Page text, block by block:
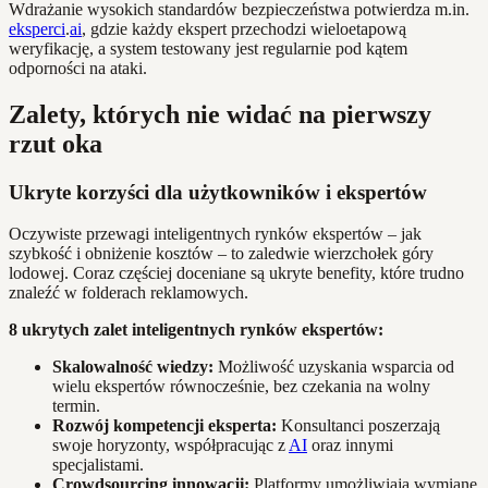
Wdrażanie wysokich standardów bezpieczeństwa potwierdza m.in.
eksperci.ai, gdzie każdy ekspert przechodzi wieloetapową
weryfikację, a system testowany jest regularnie pod kątem
odporności na ataki.
Zalety, których nie widać na pierwszy
rzut oka
Ukryte korzyści dla użytkowników i ekspertów
Oczywiste przewagi inteligentnych rynków ekspertów – jak
szybkość i obniżenie kosztów – to zaledwie wierzchołek góry
lodowej. Coraz częściej doceniane są ukryte benefity, które trudno
znaleźć w folderach reklamowych.
8 ukrytych zalet inteligentnych rynków ekspertów:
Skalowalność wiedzy: Możliwość uzyskania wsparcia od
wielu ekspertów równocześnie, bez czekania na wolny
termin.
Rozwój kompetencji eksperta: Konsultanci poszerzają
swoje horyzonty, współpracując z AI oraz innymi
specjalistami.